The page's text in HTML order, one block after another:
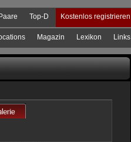
Kostenlos registrieren
Top-D
Links
Lexikon
Magazin